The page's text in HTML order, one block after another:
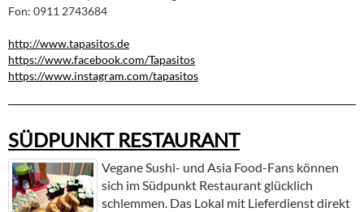
Fon: 0911 2743684
http://www.tapasitos.de
https://www.facebook.com/Tapasitos
https://www.instagram.com/tapasitos
SÜDPUNKT RESTAURANT
Vegane Sushi- und Asia Food-Fans können
sich im Südpunkt Restaurant glücklich
schlemmen. Das Lokal mit Lieferdienst direkt